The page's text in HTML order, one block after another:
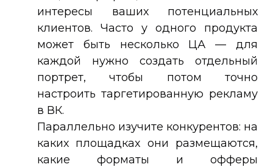
интересы ваших потенциальных
клиентов. Часто у одного продукта
может быть несколько ЦА — для
каждой нужно создать отдельный
портрет, чтобы потом точно
настроить таргетированную рекламу
в ВК.
Параллельно изучите конкурентов: на
каких площадках они размещаются,
какие форматы и офферы